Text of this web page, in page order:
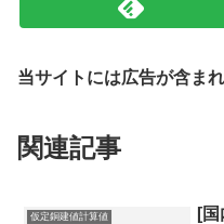
当サイトには広告が含まれ
関連記事
仮定銅建値計算値
[